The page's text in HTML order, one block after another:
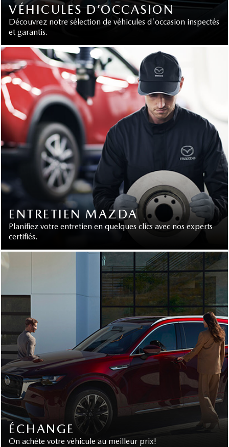
VÉHICULES D’OCCASION
Découvrez notre sélection de véhicules d'occasion inspectés
et garantis.
ENTRETIEN MAZDA
Planifiez votre entretien en quelques clics avec nos experts
certifiés.
ÉCHANGE
On achète votre véhicule au meilleur prix!